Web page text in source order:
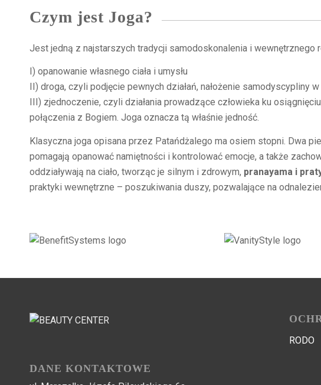
Czym jest Joga?
Jest jedną z najstarszych tradycji samodoskonalenia i wewnętrznego
I) opanowanie własnego ciała i umysłu
II) droga, czyli podjęcie pewnych działań, nałożenie samodyscypliny
III) zjednoczenie, czyli działania prowadzące człowieka ku
połączenia z Bogiem. Joga oznacza tą właśnie jedność.
Klasyczna joga opisana przez Patańdżalego ma osiem stopni. Dwa
pomagają opanować namiętności i kontrolować emocje, a także
oddziaływają na ciało, tworząc je silnym i zdrowym, pranayama i
praktyki wewnętrzne – poszukiwania duszy, pozwalające na
DANE KONTAKTOWE
RODO